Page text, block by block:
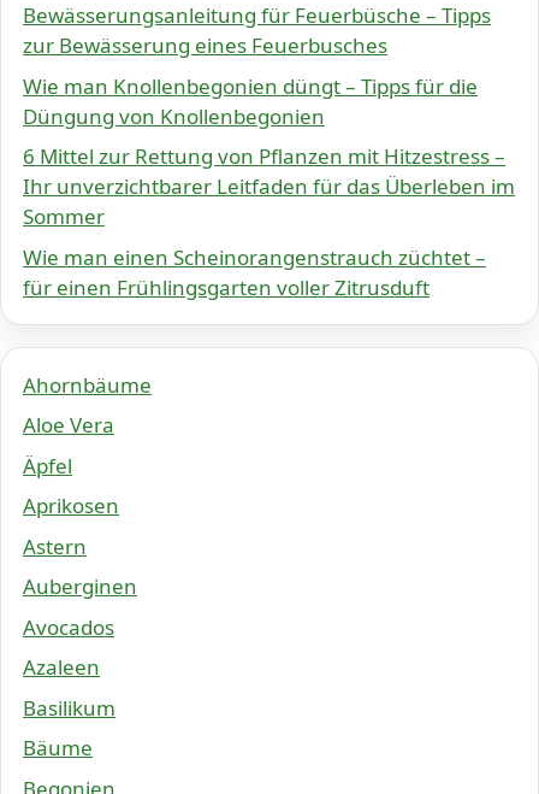
Bewässerungsanleitung für Feuerbüsche – Tipps
zur Bewässerung eines Feuerbusches
Wie man Knollenbegonien düngt – Tipps für die
Düngung von Knollenbegonien
6 Mittel zur Rettung von Pflanzen mit Hitzestress –
Ihr unverzichtbarer Leitfaden für das Überleben im
Sommer
Wie man einen Scheinorangenstrauch züchtet –
für einen Frühlingsgarten voller Zitrusduft
Ahornbäume
Aloe Vera
Äpfel
Aprikosen
Astern
Auberginen
Avocados
Azaleen
Basilikum
Bäume
Begonien